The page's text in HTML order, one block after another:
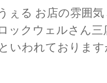
ぇる お店の雰囲
ックウェルさん三
いわれておりま
うぇる” の